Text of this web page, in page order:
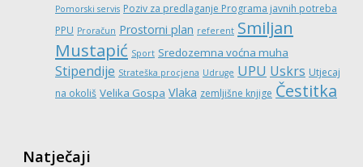
Pomorski servis Poziv za predlaganje Programa javnih potreba
PPU Proračun Prostorni plan referent Smiljan
Mustapić Sport Sredozemna voćna muha
Stipendije Strateška procjena Udruge UPU Uskrs Utjecaj
na okoliš Velika Gospa Vlaka zemljišne knjige Čestitka
Natječaji